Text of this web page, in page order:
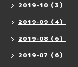
2019-10（3）
2019-09（4）
2019-08（6）
2019-07（6）